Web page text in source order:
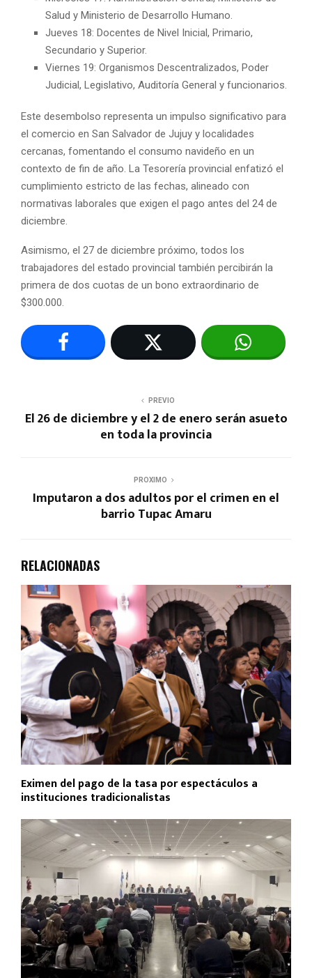
Salud y Ministerio de Desarrollo Humano.
Jueves 18: Docentes de Nivel Inicial, Primario,
Secundario y Superior.
Viernes 19: Organismos Descentralizados, Poder
Judicial, Legislativo, Auditoría General y funcionarios.
Este desembolso representa un impulso significativo para
el comercio en San Salvador de Jujuy y localidades
cercanas, fomentando el consumo navideño en un
contexto de fin de año. La Tesorería provincial enfatizó el
cumplimiento estricto de las fechas, alineado con
normativas laborales que exigen el pago antes del 24 de
diciembre.
Asimismo, el 27 de diciembre próximo, todos los
trabajadores del estado provincial también percibirán la
primera de dos cuotas de un bono extraordinario de
$300.000.
PREVIO
El 26 de diciembre y el 2 de enero serán asueto
en toda la provincia
PROXIMO
Imputaron a dos adultos por el crimen en el
barrio Tupac Amaru
RELACIONADAS
Eximen del pago de la tasa por espectáculos a
instituciones tradicionalistas